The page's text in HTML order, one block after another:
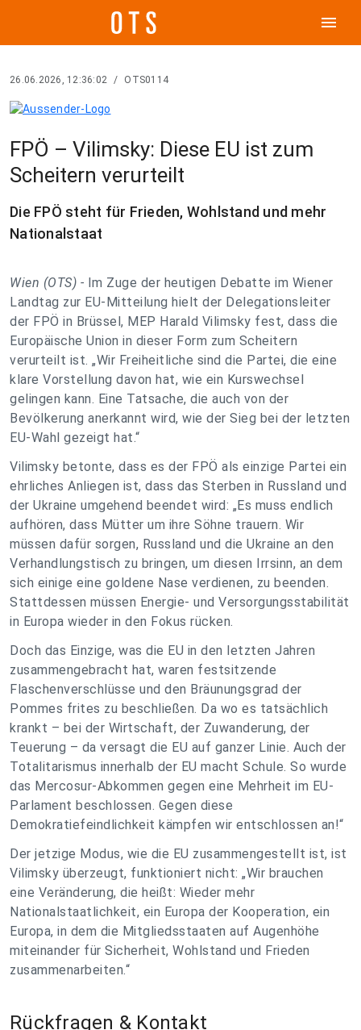
menu
26.06.2026, 12:36:02 / OTS0114
FPÖ – Vilimsky: Diese EU ist zum
Scheitern verurteilt
Die FPÖ steht für Frieden, Wohlstand und mehr
Nationalstaat
Wien (OTS) - Im Zuge der heutigen Debatte im Wiener
Landtag zur EU-Mitteilung hielt der Delegationsleiter
der FPÖ in Brüssel, MEP Harald Vilimsky fest, dass die
Europäische Union in dieser Form zum Scheitern
verurteilt ist. „Wir Freiheitliche sind die Partei, die eine
klare Vorstellung davon hat, wie ein Kurswechsel
gelingen kann. Eine Tatsache, die auch von der
Bevölkerung anerkannt wird, wie der Sieg bei der letzten
EU-Wahl gezeigt hat.“
Vilimsky betonte, dass es der FPÖ als einzige Partei ein
ehrliches Anliegen ist, dass das Sterben in Russland und
der Ukraine umgehend beendet wird: „Es muss endlich
aufhören, dass Mütter um ihre Söhne trauern. Wir
müssen dafür sorgen, Russland und die Ukraine an den
Verhandlungstisch zu bringen, um diesen Irrsinn, an dem
sich einige eine goldene Nase verdienen, zu beenden.
Stattdessen müssen Energie- und Versorgungsstabilität
in Europa wieder in den Fokus rücken.
Doch das Einzige, was die EU in den letzten Jahren
zusammengebracht hat, waren festsitzende
Flaschenverschlüsse und den Bräunungsgrad der
Pommes frites zu beschließen. Da wo es tatsächlich
krankt – bei der Wirtschaft, der Zuwanderung, der
Teuerung – da versagt die EU auf ganzer Linie. Auch der
Totalitarismus innerhalb der EU macht Schule. So wurde
das Mercosur-Abkommen gegen eine Mehrheit im EU-
Parlament beschlossen. Gegen diese
Demokratiefeindlichkeit kämpfen wir entschlossen an!“
Der jetzige Modus, wie die EU zusammengestellt ist, ist
Vilimsky überzeugt, funktioniert nicht: „Wir brauchen
eine Veränderung, die heißt: Wieder mehr
Nationalstaatlichkeit, ein Europa der Kooperation, ein
Europa, in dem die Mitgliedsstaaten auf Augenhöhe
miteinander für Sicherheit, Wohlstand und Frieden
zusammenarbeiten.“
Rückfragen & Kontakt